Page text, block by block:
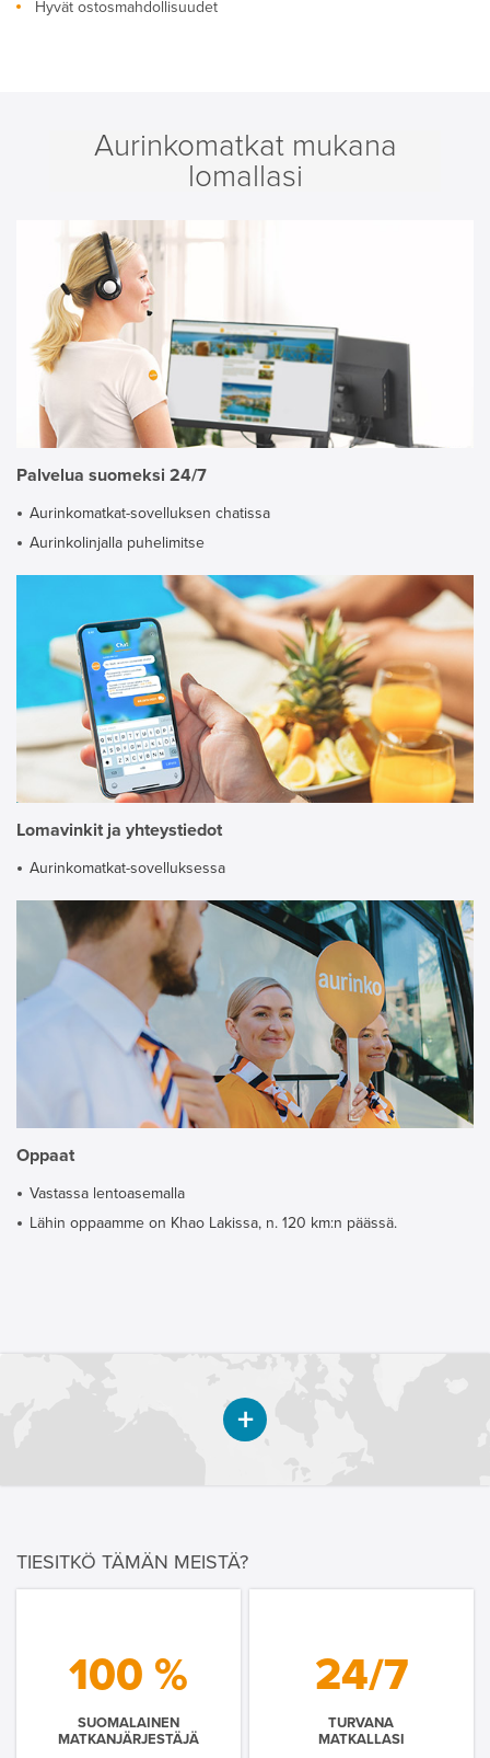
Hyvät ostosmahdollisuudet
Aurinkomatkat mukana
lomallasi
Palvelua suomeksi 24/7
Aurinkomatkat-sovelluksen chatissa
Aurinkolinjalla puhelimitse
Lomavinkit ja yhteystiedot
Aurinkomatkat-sovelluksessa
Oppaat
Vastassa lentoasemalla
Lähin oppaamme on Khao Lakissa, n. 120 km:n päässä.
TIESITKÖ TÄMÄN MEISTÄ?
100 %
SUOMALAINEN
MATKANJÄRJESTÄJÄ
24/7
TURVANA
MATKALLASI